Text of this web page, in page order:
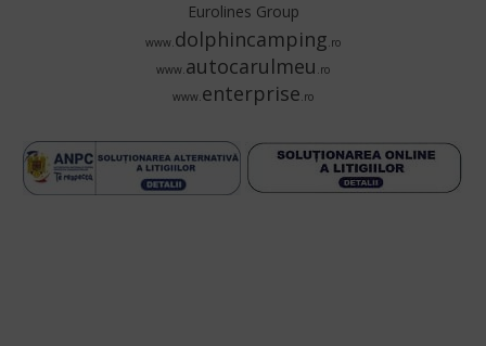
Eurolines Group
www.dolphincamping.ro
www.autocarulmeu .ro
www.enterprise.ro